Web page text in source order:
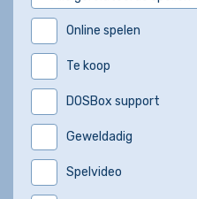
Online spelen
Te koop
DOSBox support
Geweldadig
Spelvideo